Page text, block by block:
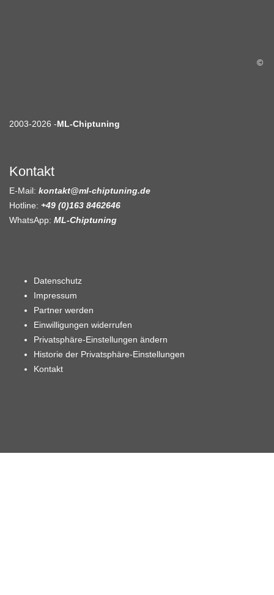
©
2003-2026 -ML-Chiptuning
Kontakt
E-Mail: kontakt@ml-chiptuning.de
Hotline: +49 (0)163 8462646
WhatsApp: ML-Chiptuning
Datenschutz
Impressum
Partner werden
Einwilligungen widerrufen
Privatsphäre-Einstellungen ändern
Historie der Privatsphäre-Einstellungen
Kontakt